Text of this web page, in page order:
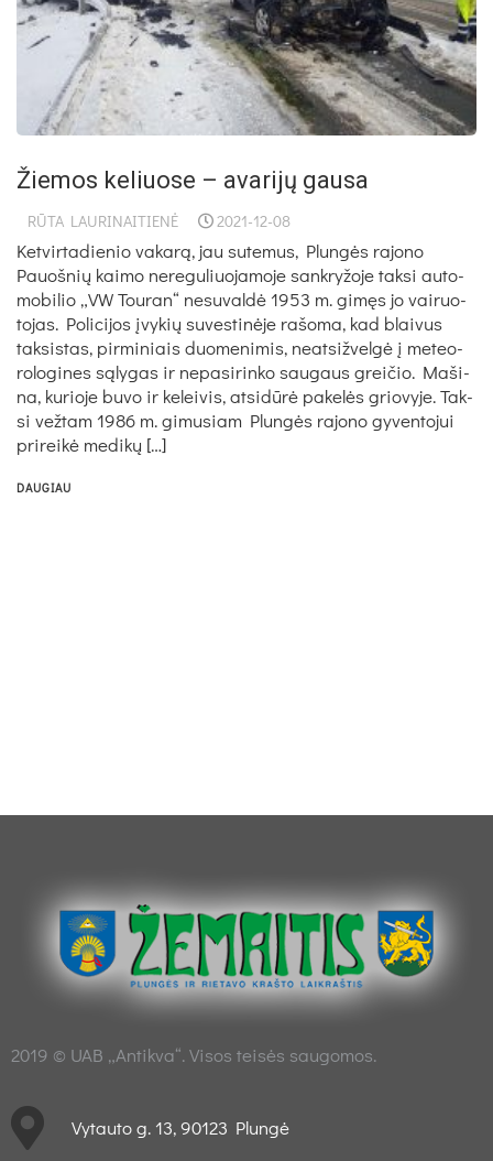
Žiemos keliuose – avarijų gausa
RŪTA LAURINAITIENĖ 2021-12-08
Ket­vir­ta­die­nio va­karą, jau su­te­mus, Plungės ra­jo­no
Pauoš­nių kai­mo ne­re­gu­liuo­ja­mo­je san­kry­žo­je tak­si au­to­
mo­bi­lio „VW Tou­ran“ ne­su­valdė 1953 m. gimęs jo vai­ruo­
to­jas. Po­li­ci­jos įvy­kių su­ves­tinė­je ra­šo­ma, kad blai­vus
tak­sis­tas, pir­mi­niais duo­me­ni­mis, neat­siž­velgė į me­teo­
ro­lo­gi­nes sąly­gas ir ne­pa­si­rin­ko sau­gaus grei­čio. Ma­ši­
na, ku­rio­je bu­vo ir ke­lei­vis, at­si­dūrė pa­kelės grio­vy­je. Tak­
si vež­tam 1986 m. gi­mu­siam Plungės ra­jo­no gy­ven­to­jui
pri­reikė me­dikų […]
DAUGIAU
2019 © UAB „Antikva“. Visos teisės saugomos.
Vytauto g. 13, 90123 Plungė